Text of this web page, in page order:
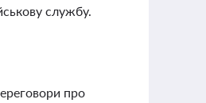
службу.
про